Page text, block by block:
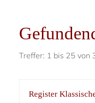
Treffer: 1 bis 25 von
Register